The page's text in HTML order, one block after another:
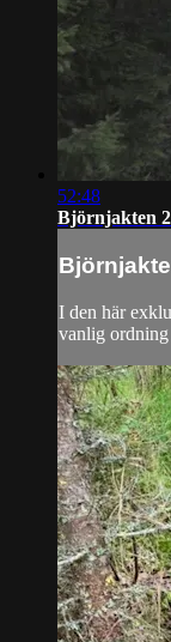
52:48
Björnjakten
I den här
vanlig ordning